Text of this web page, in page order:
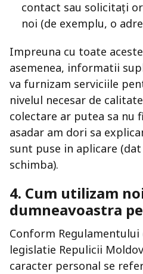
contact sau solicitați
noi (de exemplu, o
Impreuna cu toate
asemenea, informatii
va furnizam serviciile
nivelul necesar de
colectare ar putea sa nu
asadar am dori sa
sunt puse in aplicare
schimba).
4. Cum utilizam
dumneavoastra
Conform Regulamentului
legislatie Repulicii
caracter personal se